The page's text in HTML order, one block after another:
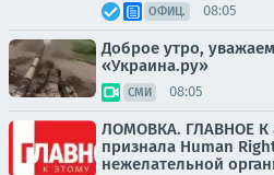
ОФИЦ. 08:05
Доброе утро,
«Украина.ру»
СМИ 08:05
ЛОМОВКА. ГЛАВНОЕ К
признала Human
нежелательной